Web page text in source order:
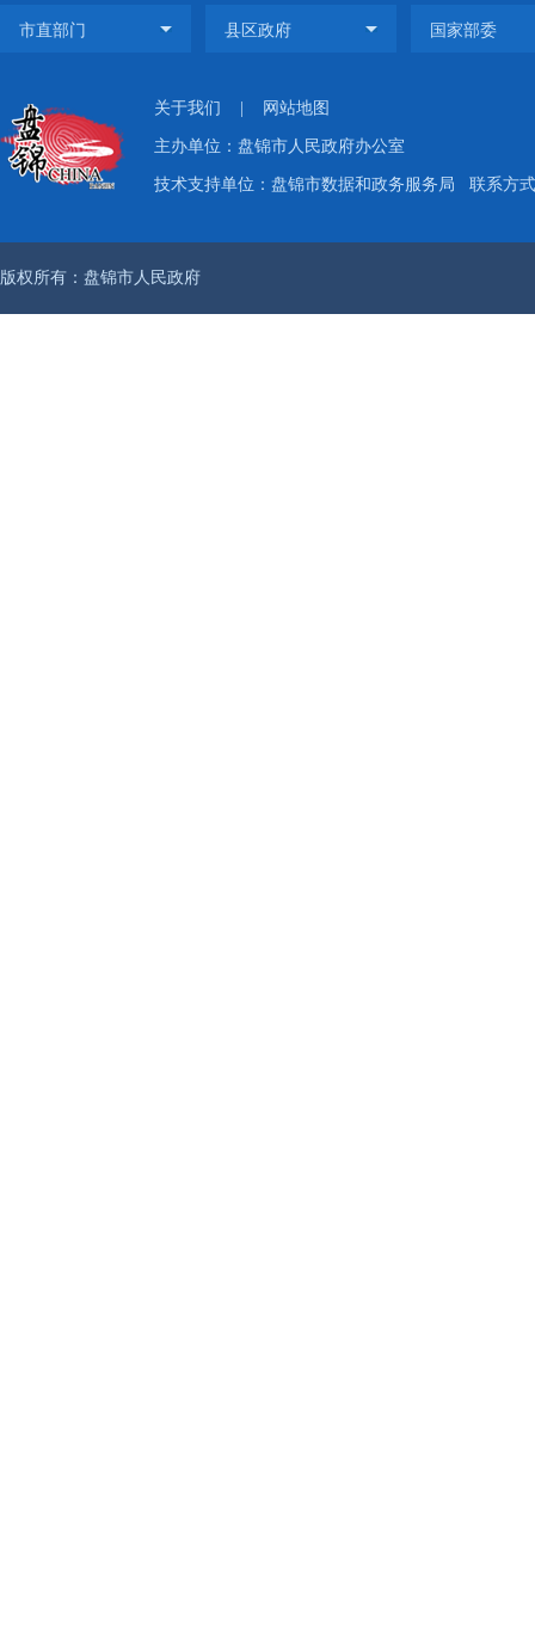
关于我们 网站地图
主办单位：盘锦市人民政府办公室
技术支持单位：盘锦市数据和政务服务局 联系方
版权所有：盘锦市人民政府